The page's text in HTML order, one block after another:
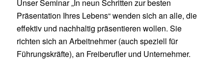
Unser Seminar „In neun Schritten zur besten
Präsentation Ihres Lebens“ wenden sich an alle, die
effektiv und nachhaltig präsentieren wollen. Sie
richten sich an Arbeitnehmer (auch speziell für
Führungskräfte), an Freiberufler und Unternehmer.